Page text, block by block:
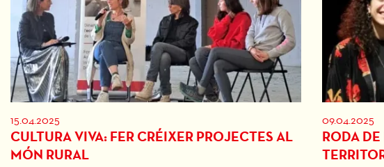
15.04.2025
CULTURA VIVA: FER CRÉIXER PROJECTES AL
MÓN RURAL
09.04.2025
RODA